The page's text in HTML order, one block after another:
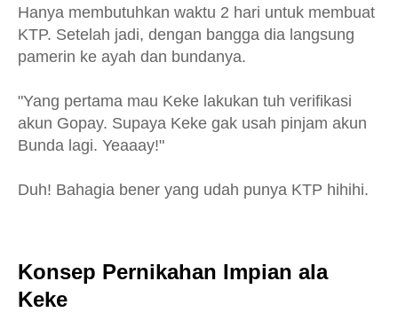
Hanya membutuhkan waktu 2 hari untuk membuat
KTP. Setelah jadi, dengan bangga dia langsung
pamerin ke ayah dan bundanya.
"Yang pertama mau Keke lakukan tuh verifikasi
akun Gopay. Supaya Keke gak usah pinjam akun
Bunda lagi. Yeaaay!"
Duh! Bahagia bener yang udah punya KTP hihihi.
Konsep Pernikahan Impian ala
Keke